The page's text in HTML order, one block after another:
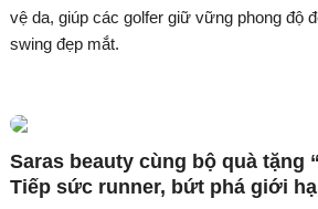
vệ da, giúp các golfer giữ vững phong độ
swing đẹp mắt.
Saras beauty cùng bộ quà tặng
Tiếp sức runner, bứt phá giới